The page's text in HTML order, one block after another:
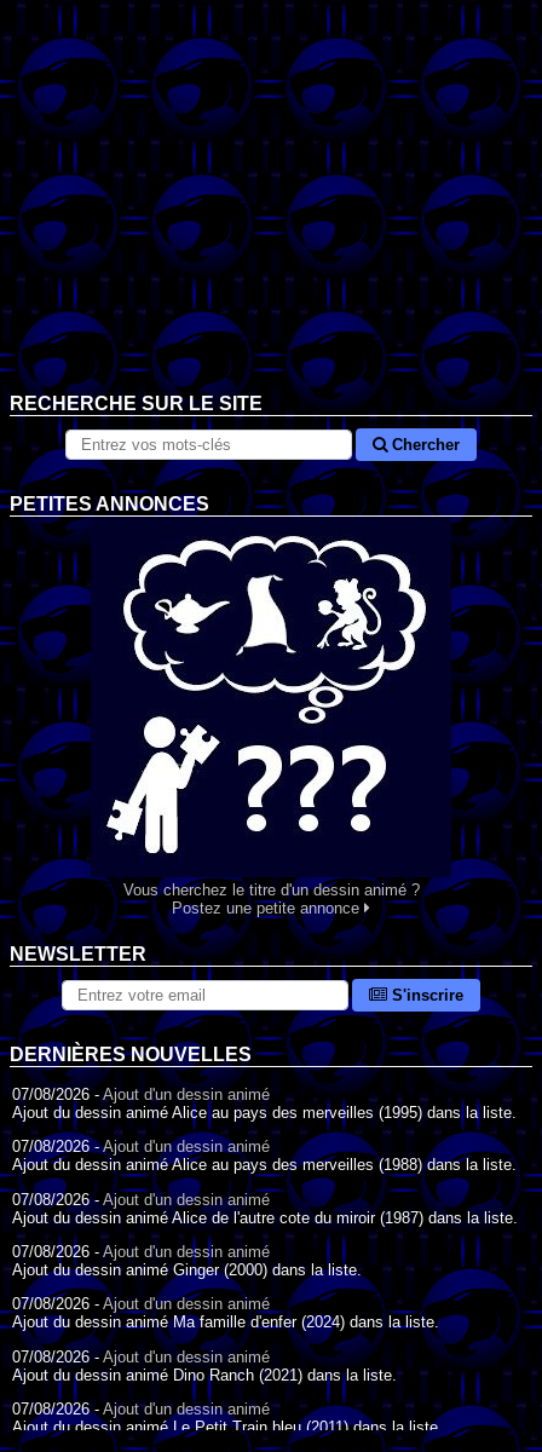
RECHERCHE SUR LE SITE
Chercher
PETITES ANNONCES
Vous cherchez le titre d'un dessin animé ?
Postez une petite annonce
NEWSLETTER
S'inscrire
DERNIÈRES NOUVELLES
07/08/2026 -Ajout d'un dessin animé
Ajout du dessin animé Alice au pays des merveilles (1995) dans la liste.
07/08/2026 -Ajout d'un dessin animé
Ajout du dessin animé Alice au pays des merveilles (1988) dans la liste.
07/08/2026 -Ajout d'un dessin animé
Ajout du dessin animé Alice de l'autre cote du miroir (1987) dans la liste.
07/08/2026 - Ajout d'un dessin animé
Ajout du dessin animé Ginger (2000) dans la liste.
07/08/2026 - Ajout d'un dessin animé
Ajout du dessin animé Ma famille d'enfer (2024) dans la liste.
07/08/2026 -Ajout d'un dessin animé
Ajout du dessin animé Dino Ranch (2021) dans la liste.
07/08/2026 - Ajout d'un dessin animé
Ajout du dessin animé Le Petit Train bleu (2011) dans la liste.